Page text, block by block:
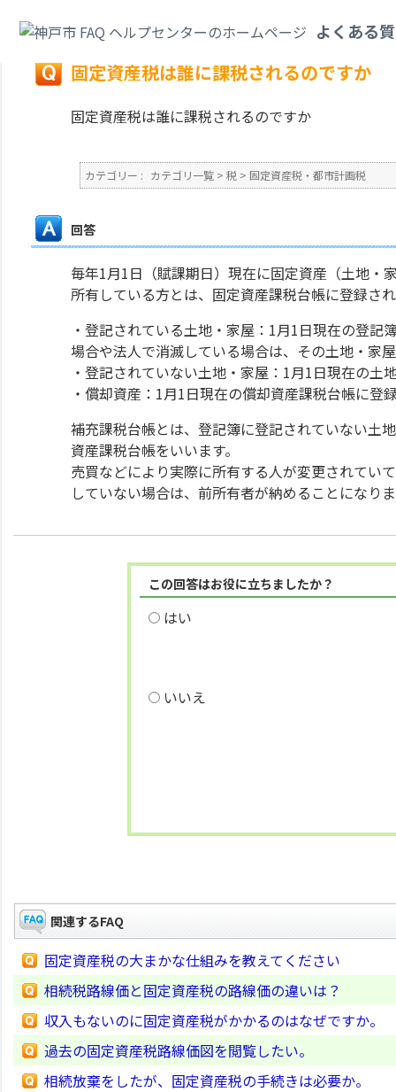
よくある
戻る
固定資産税は誰に課税されるのですか
固定資産税は誰に課税されるのですか
カテゴリー : カテゴリ一覧 > 税 > 固定資産税・都市計画税
回答
毎年1月1日（賦課期日）現在に固定資産（土地・
所有している方とは、固定資産課税台帳に登録さ
・登記されている土地・家屋：1月1日現在の登
場合や法人で消滅している場合は、その土地・家
・登記されていない土地・家屋：1月1日現在の
・償却資産：1月1日現在の償却資産課税台帳に登
補充課税台帳とは、登記簿に登記されていない土
資産課税台帳をいいます。
売買などにより実際に所有する人が変更されてい
していない場合は、前所有者が納めることになり
この回答はお役に立ちましたか？
はい
いいえ
関連するFAQ
固定資産税の大まかな仕組みを教えてください
相続税路線価と固定資産税の路線価の違いは？
収入もないのに固定資産税がかかるのはなぜですか。
過去の固定資産税路線価図を閲覧したい。
相続放棄をしたが、固定資産税の手続きは必要か。